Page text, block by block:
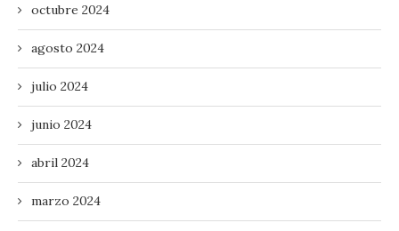
octubre 2024
agosto 2024
julio 2024
junio 2024
abril 2024
marzo 2024